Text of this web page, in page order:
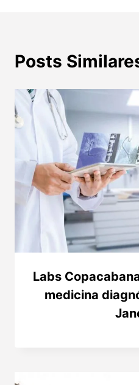
Posts
Labs
medicina